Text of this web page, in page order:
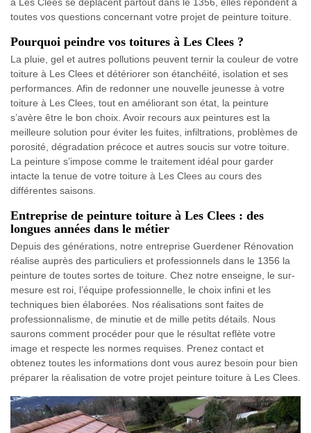
toutes vos questions concernant votre projet de peinture toiture.
Pourquoi peindre vos toitures à Les Clees ?
La pluie, gel et autres pollutions peuvent ternir la couleur de votre
toiture à Les Clees et détériorer son étanchéité, isolation et ses
performances. Afin de redonner une nouvelle jeunesse à votre
toiture à Les Clees, tout en améliorant son état, la peinture
s’avère être le bon choix. Avoir recours aux peintures est la
meilleure solution pour éviter les fuites, infiltrations, problèmes de
porosité, dégradation précoce et autres soucis sur votre toiture.
La peinture s’impose comme le traitement idéal pour garder
intacte la tenue de votre toiture à Les Clees au cours des
différentes saisons.
Entreprise de peinture toiture à Les Clees : des
longues années dans le métier
Depuis des générations, notre entreprise Guerdener Rénovation
réalise auprès des particuliers et professionnels dans le 1356 la
peinture de toutes sortes de toiture. Chez notre enseigne, le sur-
mesure est roi, l’équipe professionnelle, le choix infini et les
techniques bien élaborées. Nos réalisations sont faites de
professionnalisme, de minutie et de mille petits détails. Nous
saurons comment procéder pour que le résultat reflète votre
image et respecte les normes requises. Prenez contact et
obtenez toutes les informations dont vous aurez besoin pour bien
préparer la réalisation de votre projet peinture toiture à Les Clees.